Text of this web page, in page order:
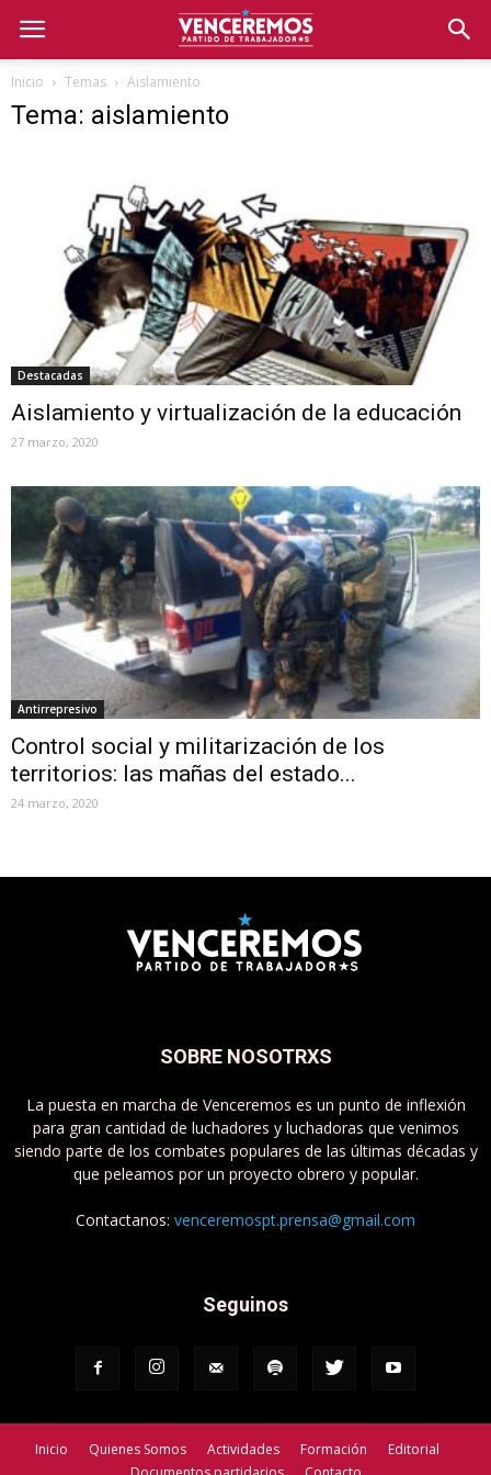
Inicio Temas Aislamiento
Tema: aislamiento
Destacadas
Aislamiento y virtualización de la educación
27 marzo, 2020
Antirrepresivo
Control social y militarización de los
territorios: las mañas del estado...
24 marzo, 2020
SOBRE NOSOTRXS
La puesta en marcha de Venceremos es un punto de inflexión
para gran cantidad de luchadores y luchadoras que venimos
siendo parte de los combates populares de las últimas décadas y
que peleamos por un proyecto obrero y popular.
Contactanos: venceremospt.prensa@gmail.com
Seguinos
Inicio Quienes Somos Actividades Formación
Editorial